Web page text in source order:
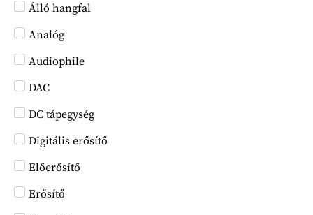
Álló hangfal
Analóg
Audiophile
DAC
DC tápegység
Digitális erősítő
Előerősítő
Erősítő